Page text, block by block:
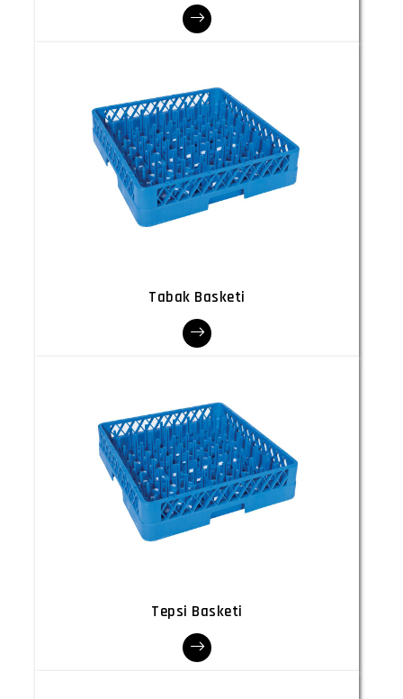
Tabak Basketi
Tepsi Basketi